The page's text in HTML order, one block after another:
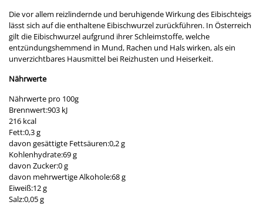
Die vor allem reizlindernde und beruhigende Wirkung des Eibischteigs
lässt sich auf die enthaltene Eibischwurzel zurückführen. In Österreich
gilt die Eibischwurzel aufgrund ihrer Schleimstoffe, welche
entzündungshemmend in Mund, Rachen und Hals wirken, als ein
unverzichtbares Hausmittel bei Reizhusten und Heiserkeit.
Nährwerte
Nährwerte pro 100g
Brennwert:903 kJ
216 kcal
Fett:0,3 g
davon gesättigte Fettsäuren:0,2 g
Kohlenhydrate:69 g
davon Zucker:0 g
davon mehrwertige Alkohole:68 g
Eiweiß:12 g
Salz:0,05 g